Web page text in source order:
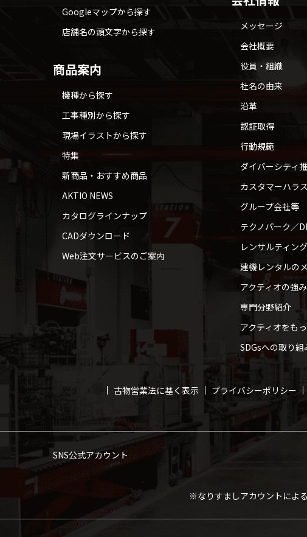
Googleマップから探す
店舗名の頭文字から探す
商品案内
機種から探す
工事種別から探す
現場イラストから探す
特集
新商品・おすすめ商品
AKTIO NEWS
カタログラインナップ
CADダウンロード
Web注文サービスのご案内
メッセージ
会社概要
役員・組織
社名の由来
沿革
認証取得
行動規範
ダイバーシティ
カスタマーハラ
グループ会社等
テクノパーク／
レンサルティン
建機レンタルの
アクティオの強み
専門分野紹介
アクティオをも
SDGsへの取り組
古物営業法に基く表示 プライバシーポリシー
SNS公式アカウント
※なりすましアカウントによ